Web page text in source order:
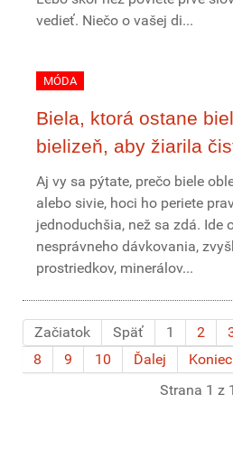
vedieť. Niečo o vašej di...
MÓDA
Biela, ktorá ostane
bielizeň, aby žiarila
Aj vy sa pýtate, prečo biele
alebo sivie, hoci ho periete
jednoduchšia, než sa zdá. Ide
nesprávneho dávkovania,
prostriedkov, minerálov...
Začiatok Späť 1 2
8
9 10 Ďalej
Koniec
Strana 1 z